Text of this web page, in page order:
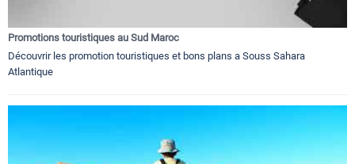
Promotions touristiques au Sud Maroc
Découvrir les promotion touristiques et bons plans a Souss Sahara
Atlantique